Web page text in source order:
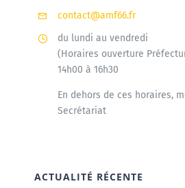
contact@amf66.fr
du lundi au vendredi
(Horaires ouverture
14h00 à 16h30
En dehors de ces horaires,
Secrétariat
ACTUALITÉ RÉCENTE